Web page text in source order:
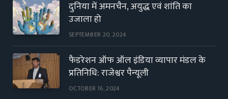
दुनिया में अमनचैन, अयुद्ध एवं शांति का
उजाला हो
SEPTEMBER 20, 2024
फैडरेशन ऑफ ऑल इंडिया व्यापार मंडल के
प्रतिनिधि: राजेश्वर पैन्यूली
OCTOBER 16, 2024